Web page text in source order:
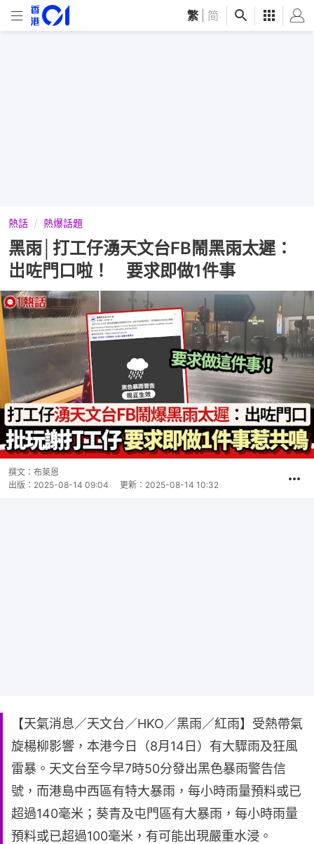
繁 简
熱話 熱爆話題
黑雨│打工仔湧天文台FB鬧黑雨太遲：
岀咗門口啦！ 要求即做1件事
撰文： 布萊恩
出版： 2025-08-14 09:04 更新： 2025-08-14 10:32
【天氣消息／天文台／HKO／黑雨／紅雨】受熱帶氣
旋楊柳影響，本港今日（8月14日）有大驟雨及狂風
雷暴。天文台至今早7時50分發出黑色暴雨警告信
號，而港島中西區有特大暴雨，每小時雨量預料或已
超過140毫米；葵青及屯門區有大暴雨，每小時雨量
預料或已超過100毫米，有可能出現嚴重水浸。